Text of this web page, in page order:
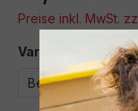
Preise inkl. MwSt.
Variante
Bezug Korb